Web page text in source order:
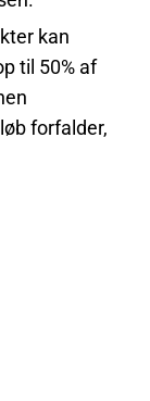
kan
til 50% af
forfalder,